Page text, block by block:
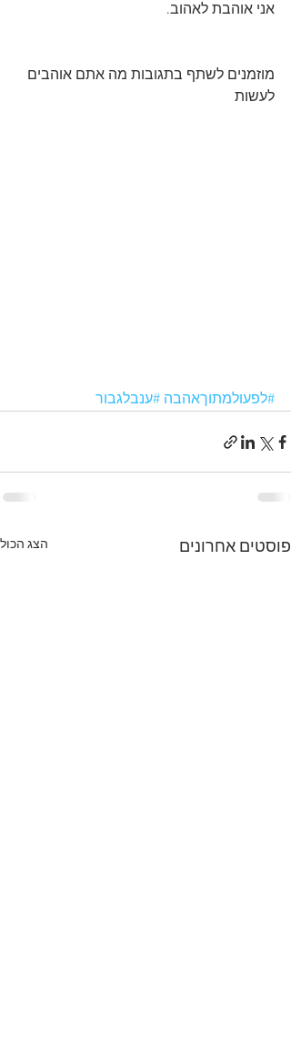
אני אוהבת לאהוב.
מוזמנים לשתף בתגובות מה אתם אוהבים
לעשות
#לפעולמתוךאהבה #ענבלגבור
פוסטים אחרונים הצג הכול